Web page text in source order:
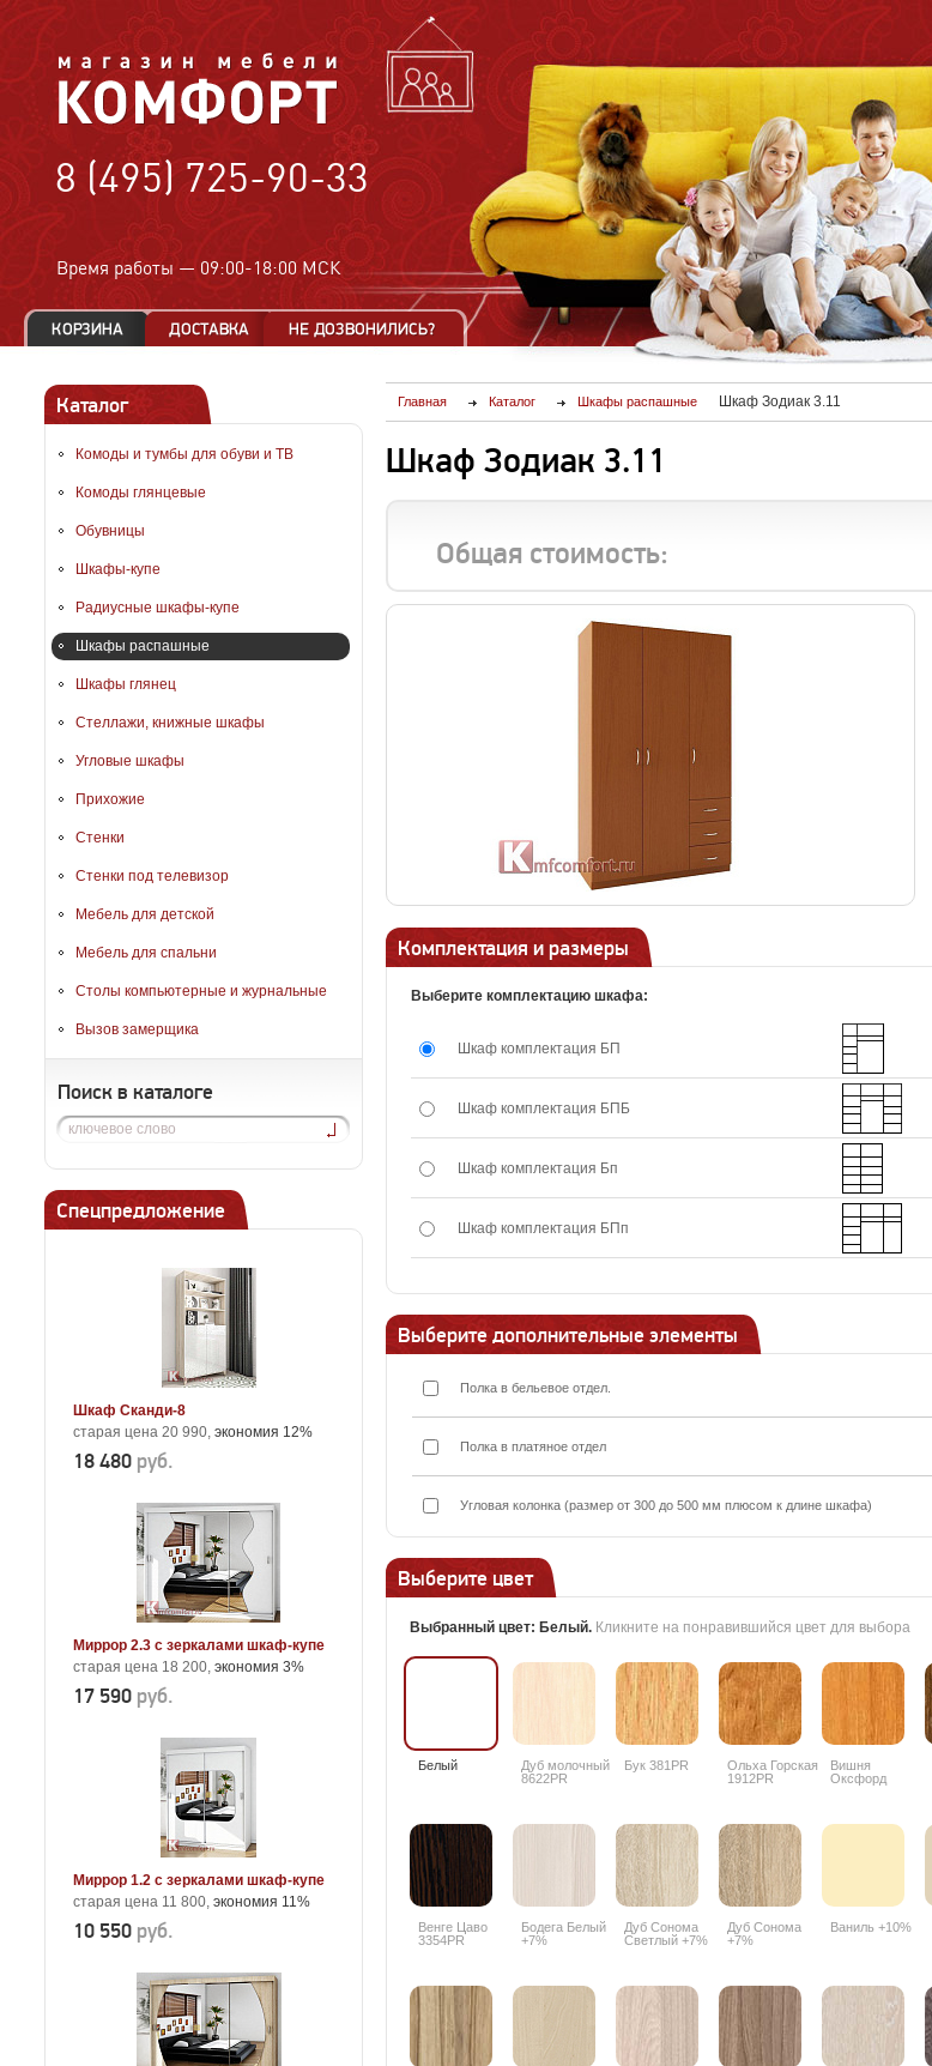
8 (495) 725-90-33
Время работы — 09:00-18:00 МСК
Каталог
Комоды и тумбы для обуви и ТВ
Комоды глянцевые
Обувницы
Шкафы-купе
Радиусные шкафы-купе
Шкафы распашные
Шкафы глянец
Стеллажи, книжные шкафы
Угловые шкафы
Прихожие
Стенки
Стенки под телевизор
Мебель для детской
Мебель для спальни
Столы компьютерные и журнальные
Вызов замерщика
Поиск в каталоге
Спецпредложение
Шкаф Сканди-8
старая цена 20 990, экономия 12%
18 480 руб.
Миррор 2.3 с зеркалами шкаф-купе
старая цена 18 200, экономия 3%
17 590 руб.
Миррор 1.2 с зеркалами шкаф-купе
старая цена 11 800, экономия 11%
10 550 руб.
Главная Каталог Шкафы распашные Шкаф Зодиак 3.11
Шкаф Зодиак 3.11
Общая стоимость:
Комплектация и размеры
Выберите комплектацию шкафа:
Шкаф комплектация БП
Шкаф комплектация БПБ
Шкаф комплектация Бп
Шкаф комплектация БПп
Выберите дополнительные элементы
Полка в бельевое отдел.
Полка в платяное отдел
Угловая колонка (размер от 300 до 500 мм плюсом к длине шкафа)
Выберите цвет
Выбранный цвет: Белый. Кликните на понравившийся цвет для выбора
Белый
Дуб молочный
8622PR
Бук 381PR
Ольха Горская
1912PR
Вишня
Оксфорд
Венге Цаво
3354PR
Бодега Белый
+7%
Дуб Сонома
Светлый +7%
Дуб Сонома
+7%
Ваниль +10%